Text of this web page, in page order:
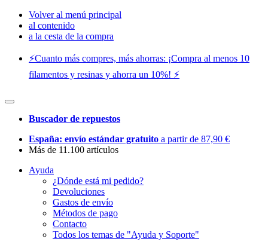
Volver al menú principal
al contenido
a la cesta de la compra
⚡️Cuanto más compres, más ahorras: ¡Compra al menos 10
filamentos y resinas y ahorra un 10%! ⚡️
Buscador de repuestos
España: envío estándar gratuito a partir de 87,90 €
Más de 11.100 artículos
Ayuda
¿Dónde está mi pedido?
Devoluciones
Gastos de envío
Métodos de pago
Contacto
Todos los temas de "Ayuda y Soporte"